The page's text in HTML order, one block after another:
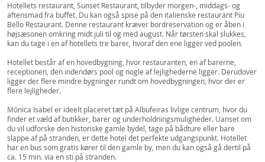
Hotellets restaurant, Sunset Restaurant, tilbyder morgen-, middags- og
aftensmad fra buffet. Du kan også spise på den italienske restaurant Piu
Bello Restaurant. Denne restaurant kræver bordreservation og er åben i
højsæsonen omkring midt juli til og med august. Når tørsten skal slukkes,
kan du tage i en af hotellets tre barer, hvoraf den ene ligger ved poolen.
Hotellet består af en hovedbygning, hvor restauranten, en af barerne,
receptionen, den indendørs pool og nogle af lejlighederne ligger. Derudover
ligger der flere mindre bygninger rundt om hovedbygningen, hvor der er
flere lejligheder.
Mónica Isabel er ideelt placeret tæt på Albufeiras livlige centrum, hvor du
finder et væld af butikker, barer og underholdningsmuligheder. Uanset om
du vil udforske den historiske gamle bydel, tage på bådture eller bare
slappe af på stranden, er dette hotel det perfekte udgangspunkt. Hotellet
har en bus som gratis kører til den gamle by, men du kan også gå dertil på
ca. 15 min. via en sti på stranden.